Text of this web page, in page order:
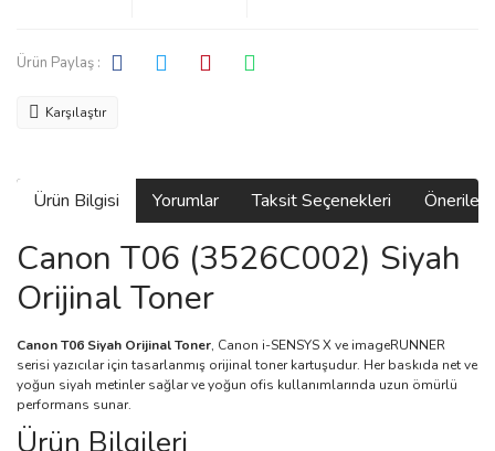
Ürün Paylaş :
Karşılaştır
Ürün Bilgisi Yorumlar Taksit Seçenekleri
Canon T06 (3526C002) Siyah
Orijinal Toner
Canon T06 Siyah Orijinal Toner, Canon i-SENSYS X ve imageRUNNER
serisi yazıcılar için tasarlanmış orijinal toner kartuşudur. Her baskıda net ve
yoğun siyah metinler sağlar ve yoğun ofis kullanımlarında uzun ömürlü
performans sunar.
Ürün Bilgileri